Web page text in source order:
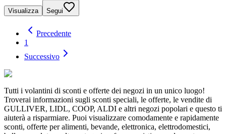
Visualizza Segui
Precedente
1
Successivo
Tutti i volantini di sconti e offerte dei negozi in un unico luogo!
Troverai informazioni sugli sconti speciali, le offerte, le vendite di
GULLIVER, LIDL, COOP, ALDI e altri negozi popolari e questo ti
aiuterà a risparmiare. Puoi visualizzare comodamente e rapidamente
sconti, offerte per alimenti, bevande, elettronica, elettrodomestici,